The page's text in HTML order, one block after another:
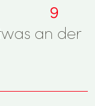
9
an der